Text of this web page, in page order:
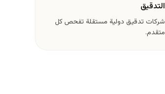
التدقيق
شركات تدقيق دولية مستقلة تفحص كل
متقدم.